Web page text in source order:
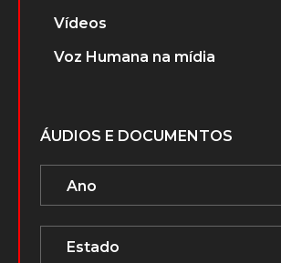
Vídeos
Voz Humana na mídia
ÁUDIOS E DOCUMENTOS